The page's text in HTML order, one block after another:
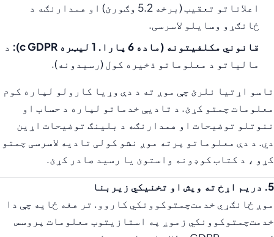
اعلاناتو تعقیب (برخه 5.2 وګورئ) او همدارنګه د
ځانګړو وسایلو لاسرسی.
قانوني مکلفیتونه (ماده 6 پارا. 1 لیټره c GDPR):
د
مالیاتو د معلوماتو ذخیره کول (رسیدونه).
تاسو اړتیا نلرئ چې موږ ته د دې وړیا کارولو لپاره کوم
معلومات چمتو کړئ. د تادیې خدماتو لپاره د حساب او
ننوتلو توضیحات او همدارنګه د بلینګ توضیحات اړین
دي. د دې معلوماتو پرته موږ نشو کولی تادیه لاسرسی چمتو
کړو ، د کتاب کوډونه واستوئ یا رسید صادر کړئ.
5. دریم اړخ ته ویش او تخنیکي زیربنا
موږ ځانګړي خدمت‌چمتوکوونکي کاروو. تر هغه ځایه چې دا
خدمت‌چمتوکوونکي زموږ په استازیتوب معلومات پروسس